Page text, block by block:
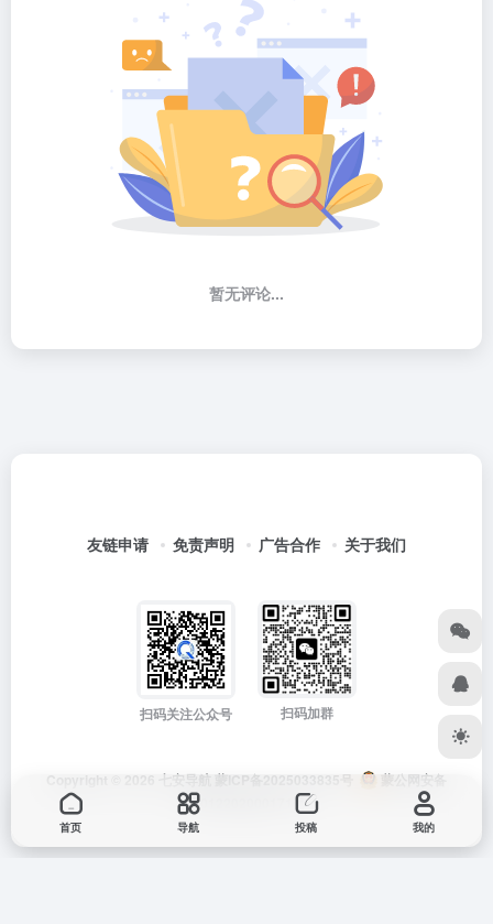
暂无评论...
友链申请 免责声明 广告合作 关于我们
扫码关注公众号 扫码加群
Copyright © 2026 七安导航 蒙ICP备2025033835号
蒙公网安备
15012202000171号
首页 导航 投稿 我的